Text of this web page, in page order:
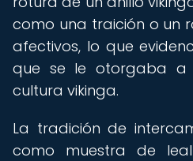
como una traición o un
afectivos, lo que
que se le otorgaba a
cultura vikinga.
La tradición de
como muestra de